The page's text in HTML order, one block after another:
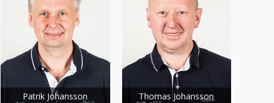
Patrik Johansson Thomas Johansson